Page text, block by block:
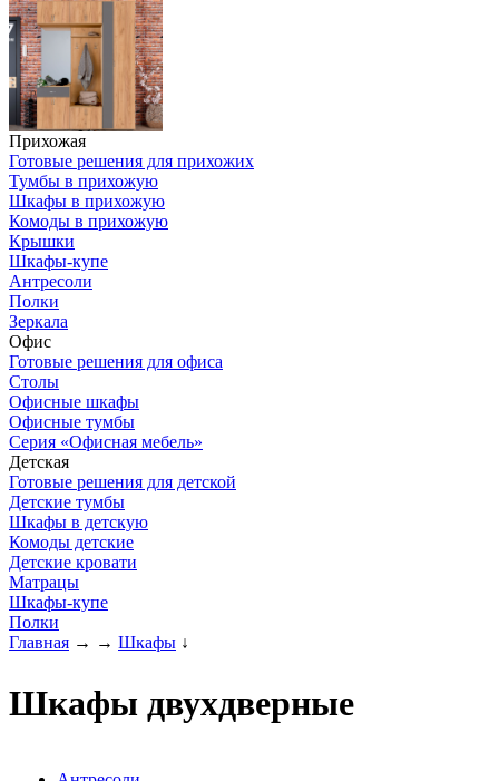
Прихожая
Готовые решения для прихожих
Тумбы в прихожую
Шкафы в прихожую
Комоды в прихожую
Крышки
Шкафы-купе
Антресоли
Полки
Зеркала
Офис
Готовые решения для офиса
Столы
Офисные шкафы
Офисные тумбы
Серия «Офисная мебель»
Детская
Готовые решения для детской
Детские тумбы
Шкафы в детскую
Комоды детские
Детские кровати
Матрацы
Шкафы-купе
Полки
Главная → → Шкафы ↓
Шкафы двухдверные